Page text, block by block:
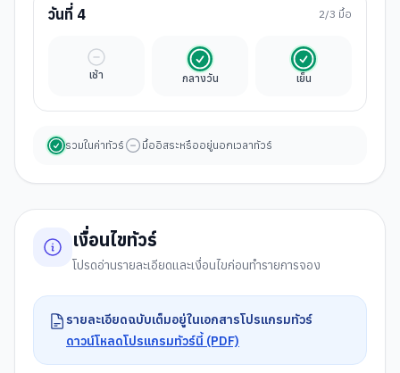
วันที่ 4 2/3 มื้อ
เช้า
มื้ออิสระ
กลางวัน
รวมในค่าทัวร์
เย็น
รวมในค่าทัวร์
รวมในค่าทัวร์ มื้ออิสระหรืออยู่นอกเวลาทัวร์
เงื่อนไขทัวร์
โปรดอ่านรายละเอียดและเงื่อนไขก่อนทำรายการจอง
รายละเอียดฉบับเต็มอยู่ในเอกสารโปรแกรมทัวร์
ดาวน์โหลดโปรแกรมทัวร์นี้ (PDF)